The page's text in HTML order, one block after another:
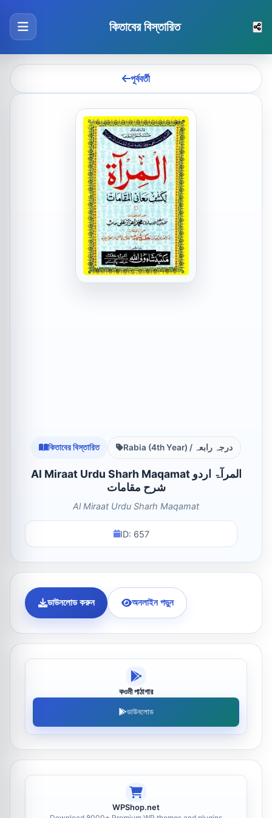
কিতাবের বিস্তারিত
পূর্ববর্তী
কিতাবের বিস্তারিত Rabia (4th Year) / درجہ رابعہ
Al Miraat Urdu Sharh Maqamat المرآۃ اردو
شرح مقامات
Al Miraat Urdu Sharh Maqamat
ID: 657
ডাউনলোড করুন অনলাইন পড়ুন
কওমী পাঠাগার
ডাউনলোড
WPShop.net